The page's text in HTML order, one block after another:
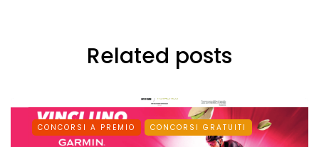
Related posts
CONCORSI A PREMIO CONCORSI GRATUITI